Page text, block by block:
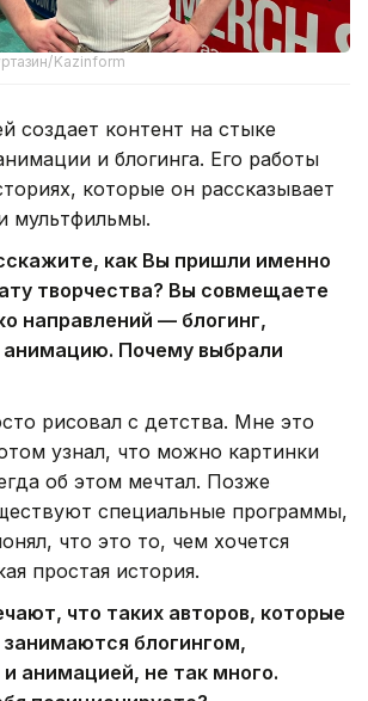
Kazinform
создает контент на стыке
и блогинга. Его работы
которые он рассказывает
мультфильмы.
как Вы пришли именно
творчества? Вы совмещаете
направлений — блогинг,
Почему выбрали
рисовал с детства. Мне это
узнал, что можно картинки
об этом мечтал. Позже
специальные программы,
что это то, чем хочется
простая история.
что таких авторов, которые
блогингом,
анимацией, не так много.